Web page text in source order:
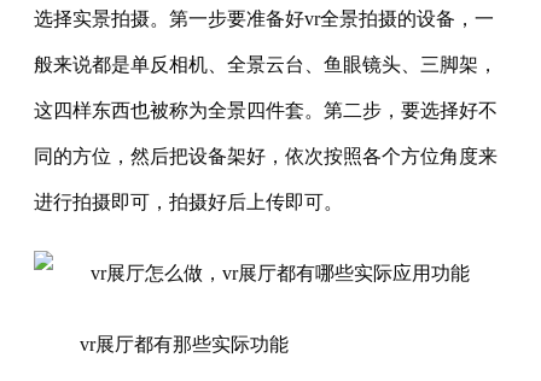
选择实景拍摄。第一步要准备好vr全景拍摄的设备，一
般来说都是单反相机、全景云台、鱼眼镜头、三脚架，
这四样东西也被称为全景四件套。第二步，要选择好不
同的方位，然后把设备架好，依次按照各个方位角度来
进行拍摄即可，拍摄好后上传即可。
vr展厅都有那些实际功能